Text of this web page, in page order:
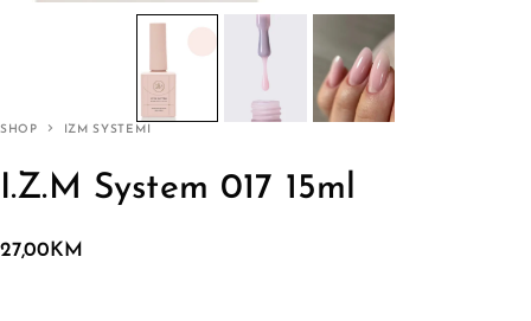
SHOP IZM SYSTEMI
I.Z.M System 017 15ml
27,00 KM